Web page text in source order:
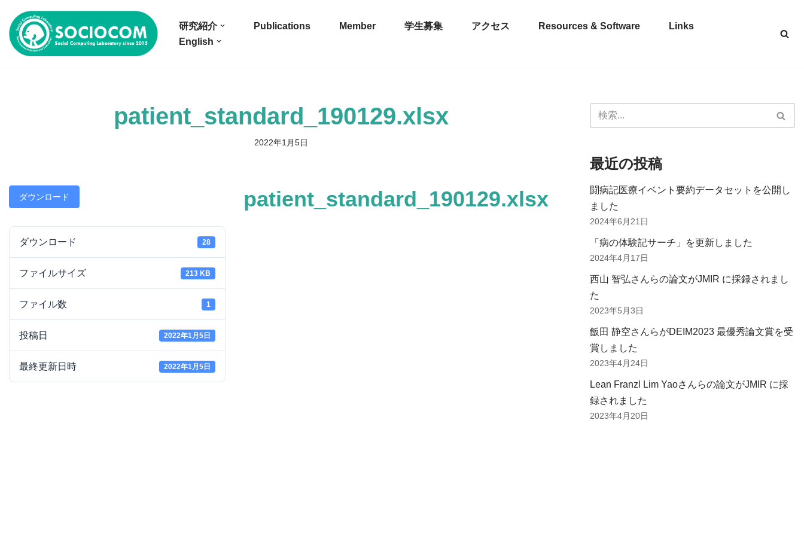
コ
ン
研究紹介 Publications Member 学生募集 アクセス Resources & Software
Links
English
patient_standard_190129.xlsx
2022年1月5日
ダウンロード
ダウンロード 28
ファイルサイズ 213 KB
ファイル数 1
投稿日 2022年1月5日
最終更新日時 2022年1月5日
patient_standard_190129.xlsx
最近の投稿
闘病記医療イベント要約データセットを公開し
ました
2024年6月21日
「病の体験記サーチ」を更新しました
2024年4月17日
西山 智弘さんらの論文がJMIR に採録されまし
た
2023年5月3日
飯田 静空さんらがDEIM2023 最優秀論文賞を受
賞しました
2023年4月24日
Lean Franzl Lim Yaoさんらの論文がJMIR に採
録されました
2023年4月20日